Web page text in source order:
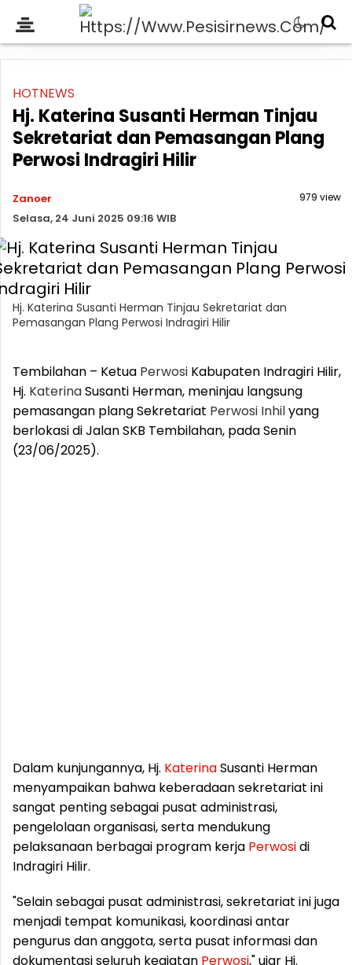
HOTNEWS
Hj. Katerina Susanti Herman Tinjau
Sekretariat dan Pemasangan Plang
Perwosi Indragiri Hilir
Zanoer
Selasa, 24 Juni 2025 09:16 WIB
979 view
Hj. Katerina Susanti Herman Tinjau Sekretariat dan
Pemasangan Plang Perwosi Indragiri Hilir
Tembilahan – Ketua Perwosi Kabupaten Indragiri Hilir,
Hj. KaterinaSusanti Herman, meninjau langsung
pemasangan plang Sekretariat Perwosi Inhilyang
berlokasi di Jalan SKB Tembilahan, pada Senin
(23/06/2025).
Dalam kunjungannya, Hj. KaterinaSusanti Herman
menyampaikan bahwa keberadaan sekretariat ini
sangat penting sebagai pusat administrasi,
pengelolaan organisasi, serta mendukung
pelaksanaan berbagai program kerja Perwosidi
Indragiri Hilir.
"Selain sebagai pusat administrasi, sekretariat ini juga
menjadi tempat komunikasi, koordinasi antar
pengurus dan anggota, serta pusat informasi dan
dokumentasi seluruh kegiatan Perwosi," ujar Hj.